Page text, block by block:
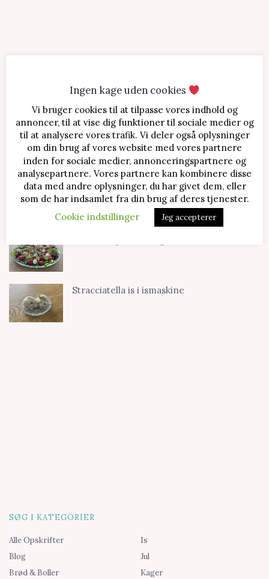
SENESTE OPSKRIFTER
Jordbærtærte med mascarponecreme
Klassisk cheesecake med kirsebær
Stracciatella is i ismaskine
SØG I KATEGORIER
Alle Opskrifter
Blog
Brød & Boller
Is
Jul
Kager
Ingen kage uden cookies
Vi bruger cookies til at tilpasse vores indhold og
annoncer, til at vise dig funktioner til sociale medier og
til at analysere vores trafik. Vi deler også oplysninger
om din brug af vores website med vores partnere
inden for sociale medier, annonceringspartnere og
analysepartnere. Vores partnere kan kombinere disse
data med andre oplysninger, du har givet dem, eller
som de har indsamlet fra din brug af deres tjenester.
Cookie indstillinger
Jeg accepterer